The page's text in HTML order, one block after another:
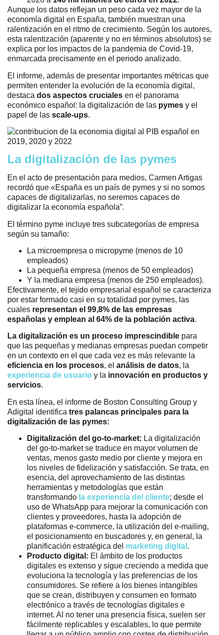
Aunque los datos reflejan un peso cada vez mayor de la
economía digital en España, también muestran una
ralentización en el ritmo de crecimiento. Según los autores,
esta ralentización (aparente y no en términos absolutos) se
explica por los impactos de la pandemia de Covid-19,
enmarcada precisamente en el periodo analizado.
El informe, además de presentar importantes métricas que
permiten entender la evolución de la economía digital,
destaca dos aspectos cruciales en el panorama
económico español: la digitalización de las pymes y el
papel de las scale-ups.
La digitalización de las pymes
En el acto de presentación para medios, Carmen Artigas
recordó que «España es un país de pymes y si no somos
capaces de digitalizarlas, no seremos capaces de
digitalizar la economía española”.
El término pyme incluye tres subcategorías de empresa
según su tamaño:
La microempresa o micropyme (menos de 10
empleados)
La pequeña empresa (menos de 50 empleados)
Y la mediana empresa (menos de 250 empleados).
Efectivamente, el tejido empresarial español se caracteriza
por estar formado casi en su totalidad por pymes, las
cuales representan el 99,8% de las empresas
españolas y emplean al 64% de la población activa.
La digitalización es un proceso imprescindible para
que las pequeñas y medianas empresas puedan competir
en un contexto en el que cada vez es más relevante la
eficiencia en los procesos, el análisis de datos, la
experiencia de usuario y la innovación en productos y
servicios.
En esta línea, el informe de Boston Consulting Group y
Adigital identifica tres palancas principales para la
digitalización de las pymes:
Digitalización del go-to-market: La digitalización
del go-to-market se traduce en mayor volumen de
ventas, menos gasto medio por cliente y mejora en
los niveles de fidelización y satisfacción. Se trata, en
esencia, del aprovechamiento de las distintas
herramientas y metodologías que están
transformando la experiencia del cliente; desde el
uso de WhatsApp para mejorar la comunicación con
clientes y proveedores, hasta la adopción de
plataformas e-commerce, la utilización del e-mailing,
el posicionamiento en buscadores y, en general, la
planificación estratégica del marketing digital .
Producto digital: El ámbito de los productos
digitales es extenso y sigue creciendo a medida que
evoluciona la tecnología y las preferencias de los
consumidores. Se refiere a los bienes intangibles
que se crean, distribuyen y consumen en formato
electrónico a través de tecnologías digitales e
internet. Al no tener una presencia física, suelen ser
fácilmente replicables y escalables, lo que permite